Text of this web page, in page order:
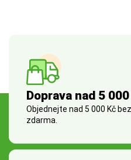
Doprava nad 5
Objednejte nad 5 000 Kč
zdarma.